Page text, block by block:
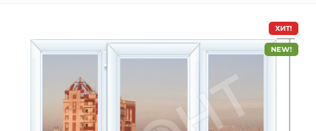
ХИТ!
NEW!